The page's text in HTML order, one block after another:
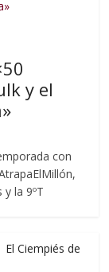
y el
con
la 9ºT
El Ciempiés de